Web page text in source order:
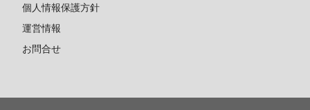
個人情報保護方針
運営情報
お問合せ